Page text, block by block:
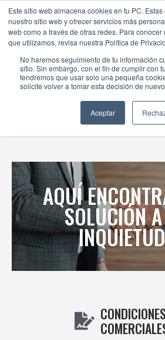
Este sitio web almacena cookies en tu PC.
nuestro sitio web y ofrecer servicios más
web como a través de otras redes. Para
que utilizamos, revisa nuestra Política de
No haremos seguimiento de tu información
sitio. Sin embargo, con el fin de cumplir con
tendremos que usar solo una pequeña
solicite volver a tomar esta decisión de
Aceptar
CENTRO DE
AQUÍ
SOLUCIÓN
CONDICIONES